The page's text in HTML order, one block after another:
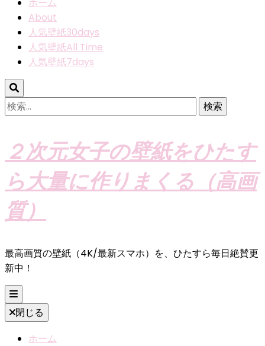
About
人気壁紙30days
人気壁紙All Time
人気壁紙7days
検
索:
２次元女子の壁紙をひたす
ら大量に作りまくる（高画
質）
最高画質の壁紙（4K/最新スマホ）を、ひたすら毎日絶賛更
新中！
閉じる
ホーム